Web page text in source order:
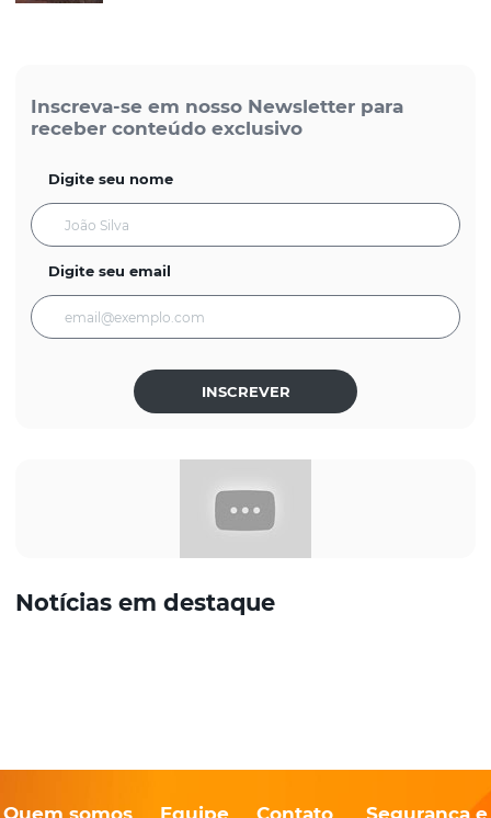
Inscreva-se em nosso Newsletter para
receber conteúdo exclusivo
Digite seu nome
Digite seu email
INSCREVER
Notícias em destaque
Quem somos Equipe Contato Segurança e